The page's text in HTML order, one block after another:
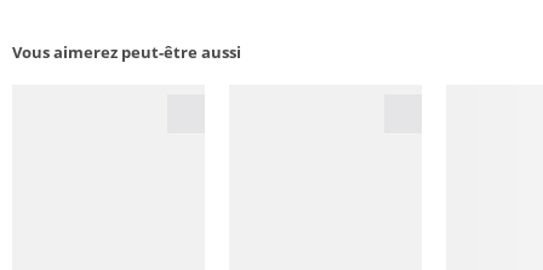
Vous aimerez peut-être aussi